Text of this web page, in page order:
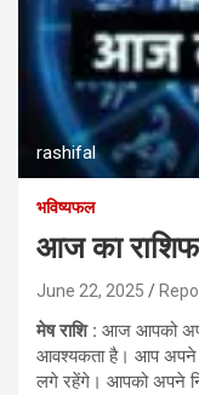
rashifal
भविष्यफल
आज का
June 22, 2025
मेष राशि : आज आपको
आवश्यकता है। आप अपने
लगे रहेंगे। आपको अपने